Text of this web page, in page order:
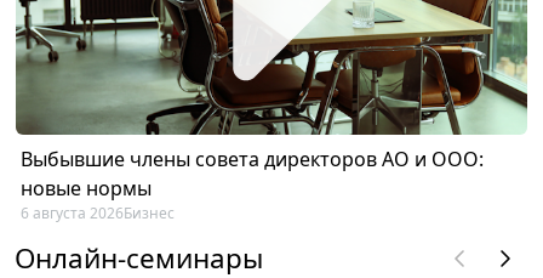
Выбывшие члены совета директоров АО и ООО:
новые нормы
6 августа 2026Бизнес
Онлайн-семинары